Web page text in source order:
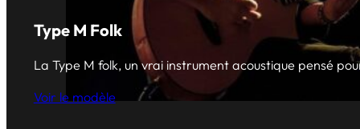
Type M Folk
La Type M folk, un vrai instrument acoustique pensé
Voir le modèle